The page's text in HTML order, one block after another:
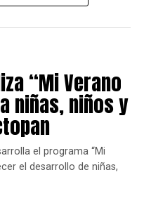
“Mi Verano
niñas, niños y
el programa “Mi
el desarrollo de niñas,